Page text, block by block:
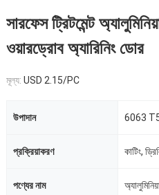
সারফেস ট্রিটমেন্ট
ওয়ারড্রোব অ্যারিনিং ডোর
মূল্য: USD 2.15/PC
উপাদান 6063 T5
প্রক্রিয়াকরণ কাটিং,
পণ্যের নাম